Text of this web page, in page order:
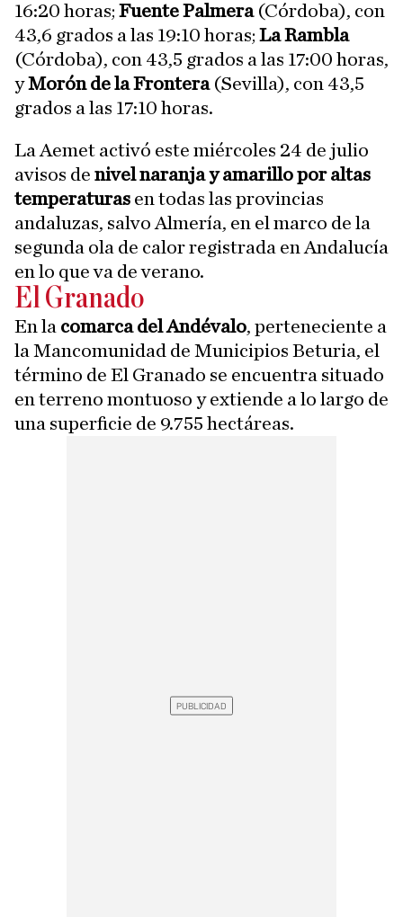
16:20 horas; Fuente Palmera(Córdoba), con
43,6 grados a las 19:10 horas; La Rambla
(Córdoba), con 43,5 grados a las 17:00 horas,
yMorón de la Frontera(Sevilla), con 43,5
grados a las 17:10 horas.
La Aemet activó este miércoles 24 de julio
avisos de nivel naranja y amarillo por altas
temperaturas en todas las provincias
andaluzas, salvo Almería, en el marco de la
segunda ola de calor registrada en Andalucía
en lo que va de verano.
El Granado
En la comarca del Andévalo, perteneciente a
la Mancomunidad de Municipios Beturia, el
término de El Granado se encuentra situado
en terreno montuoso y extiende a lo largo de
una superficie de 9.755 hectáreas.